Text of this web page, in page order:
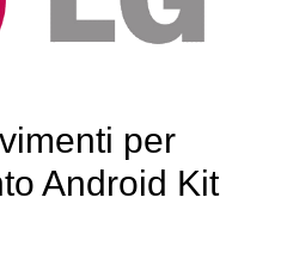
per
Android Kit